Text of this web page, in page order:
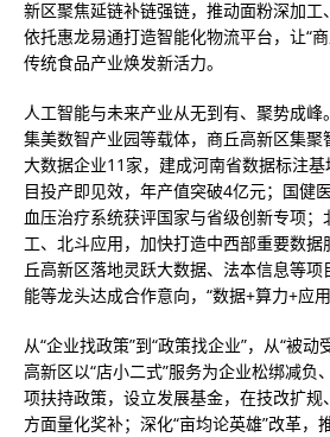
新区聚焦延链补链强链，推动面粉深加工
依托惠龙易通打造智能化物流平台，让“
传统食品产业焕发新活力。
人工智能与未来产业从无到有、聚势成峰
集美数智产业园等载体，商丘高新区集聚
大数据企业11家，建成河南省数据标注
目投产即见效，年产值突破4亿元；国健
血压治疗系统获评国家与省级创新专项
工、北斗应用，加快打造中西部重要数
丘高新区落地灵跃大数据、法本信息等
能等龙头达成合作意向，“数据+算力+应
从“企业找政策”到“政策找企业”，从“被动
高新区以“店小二式”服务为企业松绑减负
项扶持政策，设立发展基金，在技改扩
方面量化奖补；深化“亩均论英雄”改革，